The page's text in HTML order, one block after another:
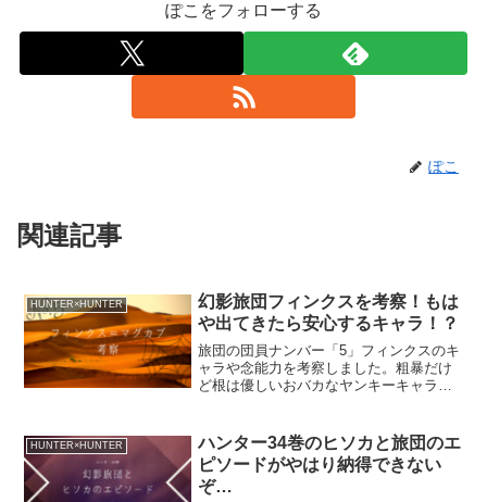
ぽこをフォローする
ぽこ
関連記事
HUNTER×HUNTER
幻影旅団フィンクスを考察！もは
や出てきたら安心するキャラ！？
旅団の団員ナンバー「5」フィンクスのキ
ャラや念能力を考察しました。粗暴だけ
ど根は優しいおバカなヤンキーキャラ。
HUNTER×HUNTER
ハンター34巻のヒソカと旅団のエ
ピソードがやはり納得できない
ぞ…